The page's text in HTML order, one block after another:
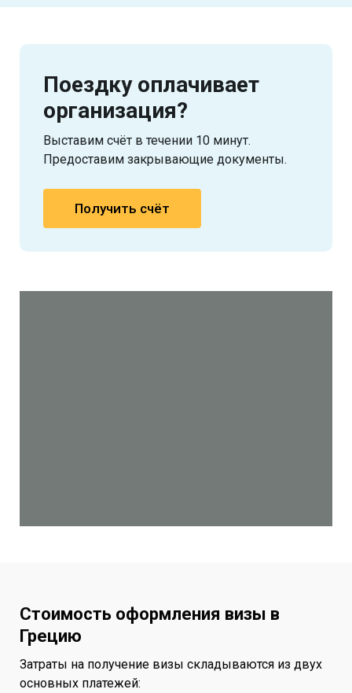
Поездку оплачивает
организация?
Выставим счёт в течении 10 минут.
Предоставим закрывающие документы.
Получить счёт
Стоимость оформления визы в
Грецию
Затраты на получение визы складываются из двух
основных платежей: